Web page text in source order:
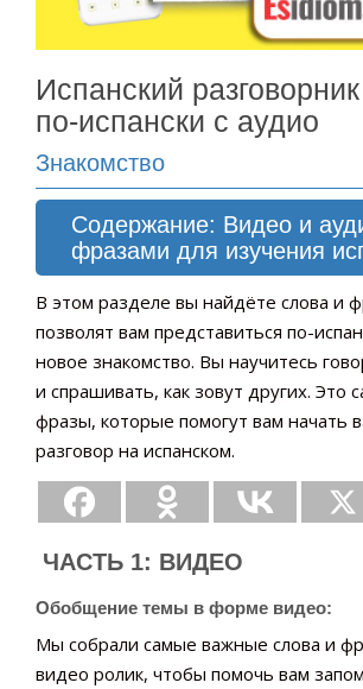
Испанский
по-испански с аудио
Знакомство
Содержание: Видео и
фразами для изучения
В этом разделе вы найдёте слова и
позволят вам представиться по-
новое знакомство. Вы научитесь
и спрашивать, как зовут других. Это
фразы, которые помогут вам начать
разговор на испанском.
ЧАСТЬ 1: ВИДЕО
Обобщение темы в форме видео:
Мы собрали самые важные слова и
видео ролик, чтобы помочь вам